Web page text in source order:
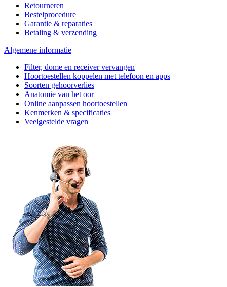
Retourneren
Bestelprocedure
Garantie & reparaties
Betaling & verzending
Algemene informatie
Filter, dome en receiver vervangen
Hoortoestellen koppelen met telefoon en apps
Soorten gehoorverlies
Anatomie van het oor
Online aanpassen hoortoestellen
Kenmerken & specificaties
Veelgestelde vragen